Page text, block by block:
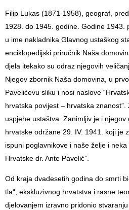
Filip Lukas (1871-1958), geograf,
1928. do 1945. godine. Godine 1943.
u ime nakladnika Glavnog ustaškog
enciklopedijski priručnik Naša
djela itekako su odraz njegovih
Njegov zbornik Naša domovina, u
Pavelićevu sliku i nosi naslove
hrvatska povijest – hrvatska
uspjehe ustaštva. Zanimljiv je i
hrvatske održane 29. IV. 1941. koji je
ispuni poglavnikove i naše želje i
Hrvatske dr. Ante Pavelić”.
Od kraja dvadesetih godina do smrti
tla“, ekskluzivnog hrvatstva i rasne
djelovanjem izravno pridonio